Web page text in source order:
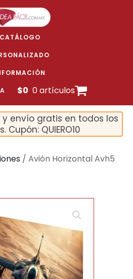
CATÁLOGO
$0 0 artículos
y envío gratis en todos los
Cupón: QUIERO10
/ Avión Horizontal Avh5
🔍